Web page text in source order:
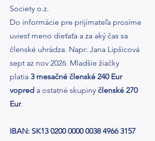
Society o.z.
Do informácie pre prijímateľa prosíme
uviesť meno dieťaťa a za aký čas sa
členské uhrádza. Napr: Jana Lipšicová
sept az nov 2026. Mladšie žiačky
platia 3 mesačné členské 240 Eur
vopred a ostatné skupiny členské 270
Eur.
IBAN: SK130200 0000 0038 49663157